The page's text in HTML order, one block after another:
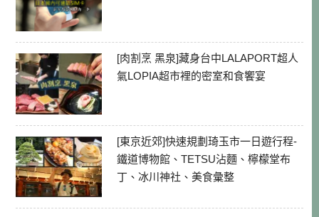
[肉割烹 黑泉]藏身台中LALAPORT超人
氣LOPIA超市裡的密室和食饗宴
[東京近郊]快速規劃琦玉市一日遊行程-
鐵道博物館、TETSU沾麵、檸檬堂布
丁、冰川神社、美食彙整